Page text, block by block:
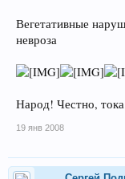
Вегетативные
невроза
Народ! Честно,
19 янв 2008